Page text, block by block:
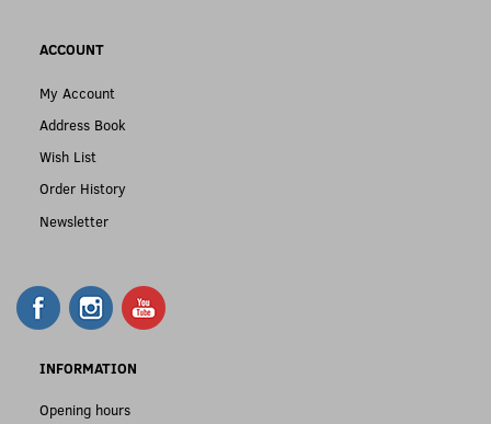
ACCOUNT
My Account
Address Book
Wish List
Order History
Newsletter
INFORMATION
Opening hours